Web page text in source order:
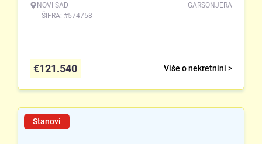
NOVI SAD
ŠIFRA: #574758
GARSONJERA
Više o nekretnini >
€121.540
Stanovi